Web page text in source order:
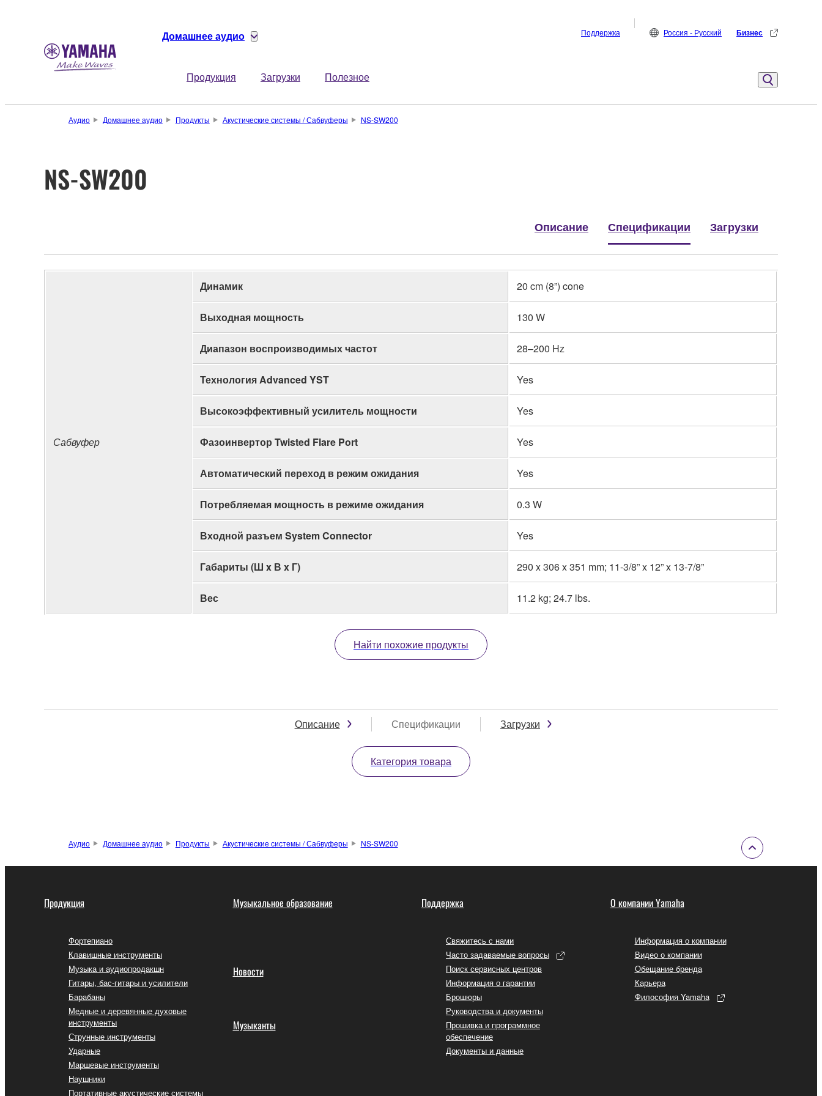
Домашнее аудио
Продукция Загрузки Полезное
Поддержка Россия - Русский Бизнес
Аудио Домашнее аудио Продукты Акустические системы / Сабвуферы NS-SW200
NS-SW200
Описание Спецификации Загрузки
Сабвуфер
Динамик 20 cm (8”) cone
Выходная мощность 130 W
Диапазон воспроизводимых частот 28–200 Hz
Технология Advanced YST Yes
Высокоэффективный усилитель мощности Yes
Фазоинвертор Twisted Flare Port Yes
Автоматический переход в режим ожидания Yes
Потребляемая мощность в режиме ожидания 0.3 W
Входной разъем System Connector Yes
Габариты (Ш x В x Г) 290 x 306 x 351 mm; 11-3/8” x 12” x 13-7/8”
Вес 11.2 kg; 24.7 lbs.
Найти похожие продукты
Описание Спецификации Загрузки
Категория товара
Аудио Домашнее аудио Продукты Акустические системы / Сабвуферы NS-SW200
Продукция
Фортепиано
Клавишные инструменты
Музыка и аудиопродакшн
Гитары, бас-гитары и усилители
Барабаны
Медные и деревянные духовые
инструменты
Струнные инструменты
Ударные
Маршевые инструменты
Наушники
Портативные акустические системы
Музыкальное образование
Новости
Музыканты
Поддержка
Свяжитесь с нами
Часто задаваемые вопросы
Поиск сервисных центров
Информация о гарантии
Брошюры
Руководства и документы
Прошивка и программное
обеспечение
Документы и данные
О компании Yamaha
Информация о компании
Видео о компании
Обещание бренда
Карьера
Философия Yamaha